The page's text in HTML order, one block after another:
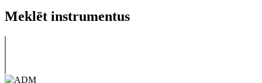
Meklēt instrumentus